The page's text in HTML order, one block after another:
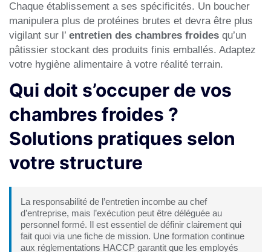
Chaque établissement a ses spécificités. Un boucher
manipulera plus de protéines brutes et devra être plus
vigilant sur l’ entretien des chambres froides qu’un
pâtissier stockant des produits finis emballés. Adaptez
votre hygiène alimentaire à votre réalité terrain.
Qui doit s’occuper de vos
chambres froides ?
Solutions pratiques selon
votre structure
La responsabilité de l’entretien incombe au chef
d’entreprise, mais l’exécution peut être déléguée au
personnel formé. Il est essentiel de définir clairement qui
fait quoi via une fiche de mission. Une formation continue
aux réglementations HACCP garantit que les employés